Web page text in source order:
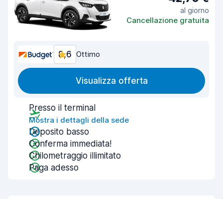
al giorno
Cancellazione gratuita
8,6 Ottimo
Visualizza offerta
Presso il terminal
Mostra i dettagli della sede
Deposito basso
Conferma immediata!
Chilometraggio illimitato
Paga adesso